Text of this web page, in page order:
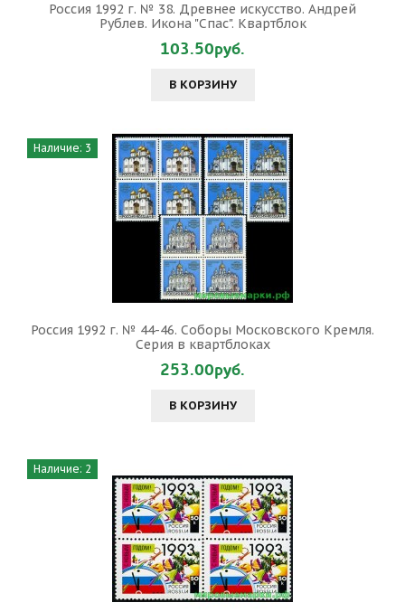
Россия 1992 г. № 38. Древнее искусство. Андрей
Рублев. Икона "Спас". Квартблок
103.50руб.
В КОРЗИНУ
Наличие: 3
Россия 1992 г. № 44-46. Соборы Московского Кремля.
Серия в квартблоках
253.00руб.
В КОРЗИНУ
Наличие: 2